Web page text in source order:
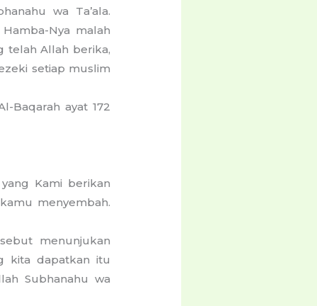
wa Ta’ala.
Nya malah
telah Allah berika,
setiap muslim
Baqarah ayat 172
Kami berikan
menyembah.
menunjukan
kita dapatkan itu
Subhanahu wa